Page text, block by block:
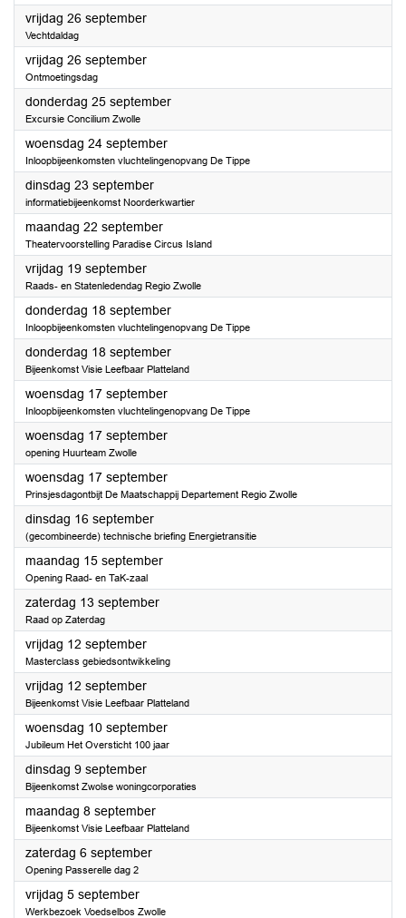
vrijdag 26 september2025
Vechtdaldag
vrijdag 26 september2025
Ontmoetingsdag
donderdag 25 september2025
Excursie Concilium Zwolle
woensdag 24 september2025
Inloopbijeenkomsten vluchtelingenopvang De Tippe
dinsdag 23 september2025
informatiebijeenkomst Noorderkwartier
maandag 22 september2025
Theatervoorstelling Paradise Circus Island
vrijdag 19 september2025
Raads- en Statenledendag Regio Zwolle
donderdag 18 september2025
Inloopbijeenkomsten vluchtelingenopvang De Tippe
donderdag 18 september2025
Bijeenkomst Visie Leefbaar Platteland
woensdag 17 september2025
Inloopbijeenkomsten vluchtelingenopvang De Tippe
woensdag 17 september2025
opening Huurteam Zwolle
woensdag 17 september2025
Prinsjesdagontbijt De Maatschappij Departement Regio Zwolle
dinsdag 16 september2025
(gecombineerde) technische briefing Energietransitie
maandag 15 september2025
Opening Raad- en TaK-zaal
zaterdag 13 september2025
Raad op Zaterdag
vrijdag 12 september2025
Masterclass gebiedsontwikkeling
vrijdag 12 september2025
Bijeenkomst Visie Leefbaar Platteland
woensdag 10 september2025
Jubileum Het Oversticht 100 jaar
dinsdag 9 september2025
Bijeenkomst Zwolse woningcorporaties
maandag 8 september2025
Bijeenkomst Visie Leefbaar Platteland
zaterdag 6 september2025
Opening Passerelle dag 2
vrijdag 5 september2025
Werkbezoek Voedselbos Zwolle